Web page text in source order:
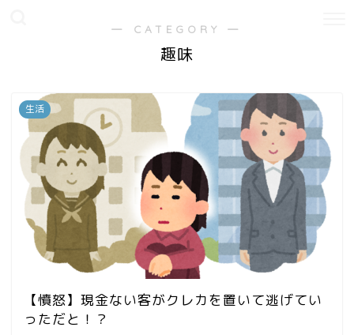
― CATEGORY ―
趣味
生活
【憤怒】現金ない客がクレカを置いて逃げてい
っただと！？